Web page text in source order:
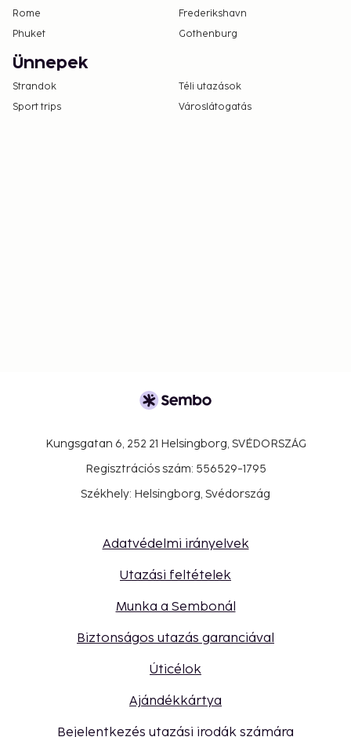
Rome
Frederikshavn
Phuket
Gothenburg
Ünnepek
Strandok
Téli utazások
Sport trips
Városlátogatás
Kungsgatan 6, 252 21 Helsingborg, SVÉDORSZÁG
Regisztrációs szám: 556529-1795
Székhely: Helsingborg, Svédország
Adatvédelmi irányelvek
Utazási feltételek
Munka a Sembonál
Biztonságos utazás garanciával
Úticélok
Ajándékkártya
Bejelentkezés utazási irodák számára